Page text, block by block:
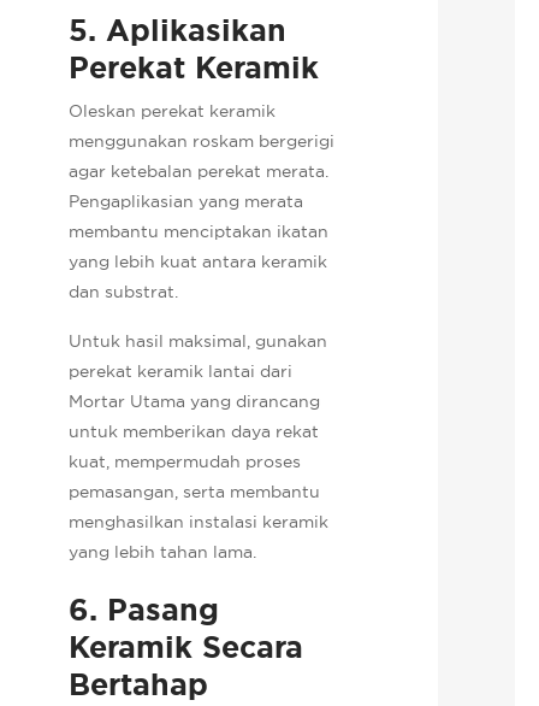
5. Aplikasikan
Perekat Keramik
Oleskan perekat keramik
menggunakan roskam bergerigi
agar ketebalan perekat merata.
Pengaplikasian yang merata
membantu menciptakan ikatan
yang lebih kuat antara keramik
dan substrat.
Untuk hasil maksimal, gunakan
perekat keramik lantai dari
Mortar Utama yang dirancang
untuk memberikan daya rekat
kuat, mempermudah proses
pemasangan, serta membantu
menghasilkan instalasi keramik
yang lebih tahan lama.
6. Pasang
Keramik Secara
Bertahap